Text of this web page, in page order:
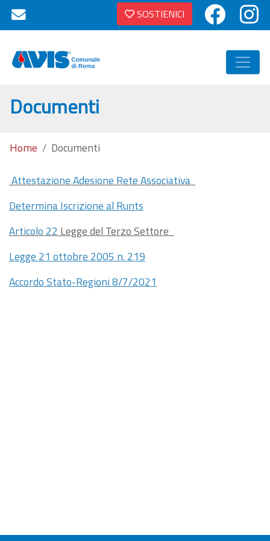
SOSTIENICI
Documenti
Home
Documenti
Attestazione Adesione Rete Associativa
Determina Iscrizioneal Runts
Articolo 22 Legge del Terzo Settore
Legge 21 ottobre 2005 n. 219
Accordo Stato-Regioni 8/7/2021